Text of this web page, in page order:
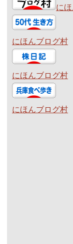
に
にほんブログ村
にほんブログ村
にほんブログ村